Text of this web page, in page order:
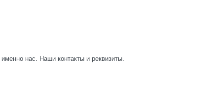
нас. Наши контакты и реквизиты.